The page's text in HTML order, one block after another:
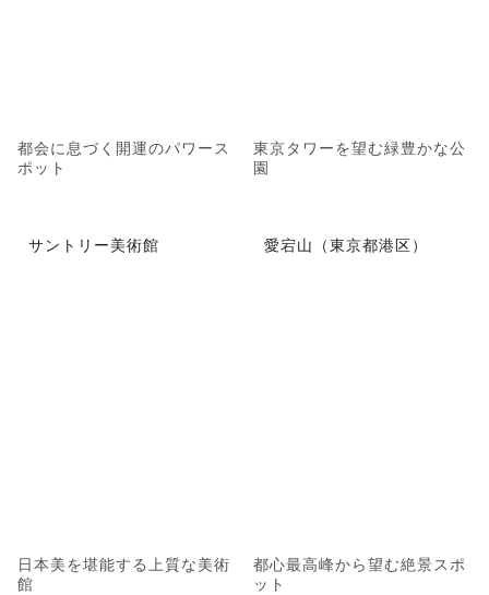
都会に息づく開運のパワース
ポット
東京タワーを望む緑豊かな公
園
サントリー美術館
日本美を堪能する上質な美術
館
愛宕山（東京都港区）
都心最高峰から望む絶景スポ
ット